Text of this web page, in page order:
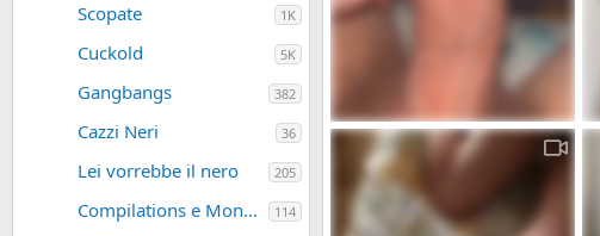
Scopate 1K
Cuckold 5K
Gangbangs 382
Cazzi Neri 36
Lei vorrebbe il nero 205
Compilations e Montaggi 114
IMG_6513.mov
Leo198418
Mar 21, 2026
0